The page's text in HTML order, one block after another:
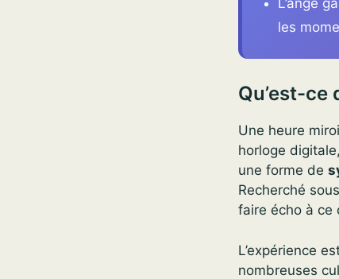
L’ange
les
Qu’est-ce
Une heure
horloge
une forme de
Recherché
faire écho à ce
L’expérience
nombreuses